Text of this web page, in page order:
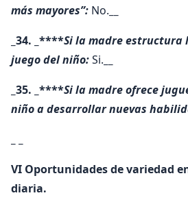
más mayores”: No.
_34. _****Si la madre estructura
juego del niño:Si.
_35. _****Si la madre ofrece
niño a desarrollar nuevas
VI Oportunidades de variedad
diaria.